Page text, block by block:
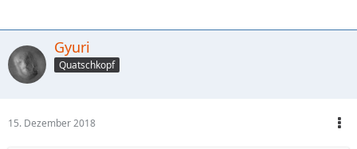
Gyuri
Quatschkopf
15. Dezember 2018